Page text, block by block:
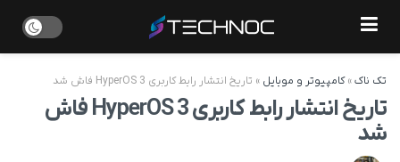
تک ناک»کامپیوتر و موبایل » تاریخ انتشار رابط کاربری HyperOS 3 فاش شد
تاریخ انتشار رابط کاربری HyperOS 3 فاش
شد